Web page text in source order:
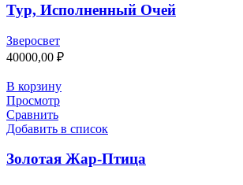
Тур, Исполненный Очей
Зверосвет
40000,00 ₽
В корзину
Просмотр
Сравнить
Добавить в список
Золотая Жар-Птица